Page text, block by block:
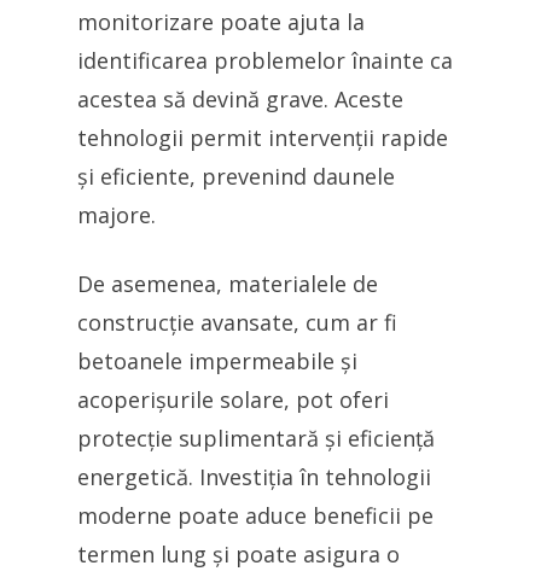
monitorizare poate ajuta la
identificarea problemelor înainte ca
acestea să devină grave. Aceste
tehnologii permit intervenții rapide
și eficiente, prevenind daunele
majore.
De asemenea, materialele de
construcție avansate, cum ar fi
betoanele impermeabile și
acoperișurile solare, pot oferi
protecție suplimentară și eficiență
energetică. Investiția în tehnologii
moderne poate aduce beneficii pe
termen lung și poate asigura o